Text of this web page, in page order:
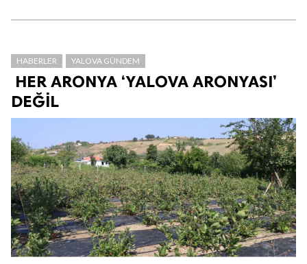
HABERLER YALOVA GÜNDEM
HER ARONYA ‘YALOVA ARONYASI’
DEĞİL